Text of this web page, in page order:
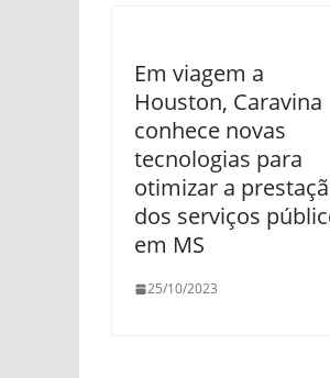
Em viagem a
Houston, Caravina
conhece novas
tecnologias para
otimizar a
dos serviços
em MS
25/10/2023